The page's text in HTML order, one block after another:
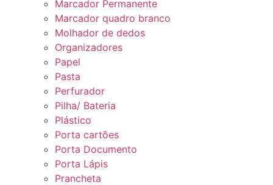
Marcador Permanente
Marcador quadro branco
Molhador de dedos
Organizadores
Papel
Pasta
Perfurador
Pilha/ Bateria
Plástico
Porta cartões
Porta Documento
Porta Lápis
Prancheta